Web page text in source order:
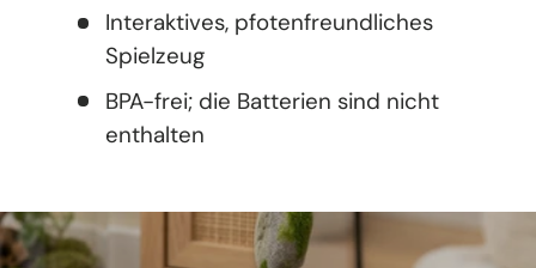
Interaktives, pfotenfreundliches
Spielzeug
BPA-frei; die Batterien sind nicht
enthalten